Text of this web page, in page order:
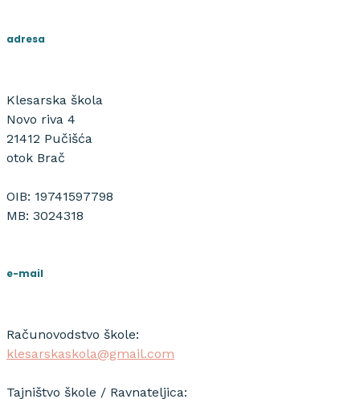
adresa
Klesarska škola
Novo riva 4
21412 Pučišća
otok Brač
OIB: 19741597798
MB: 3024318
e-mail
Računovodstvo škole:
klesarskaskola@gmail.com
Tajništvo škole / Ravnateljica: